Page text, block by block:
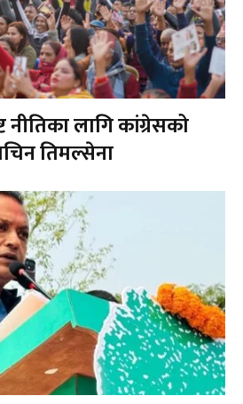
नीतिका लागि कांग्रेसको
तिमल्सेना